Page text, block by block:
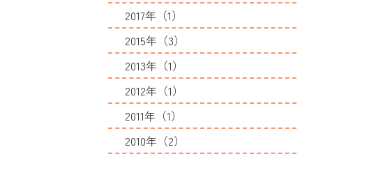
2017年（1）
2015年（3）
2013年（1）
2012年（1）
2011年（1）
2010年（2）